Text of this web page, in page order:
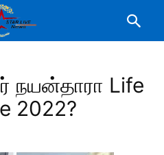
நயன்தாரா Life
2022?